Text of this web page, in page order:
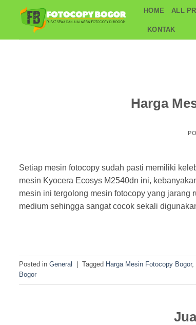
HOME ALL
KONTAK
Harga
Setiap mesin fotocopy sudah pasti memiliki
mesin Kyocera Ecosys M2540dn ini,
mesin ini tergolong mesin fotocopy yang jarang
medium sehingga sangat cocok sekali
Posted in General Tagged Harga Mesin Fotocopy Bogor,
Bogor